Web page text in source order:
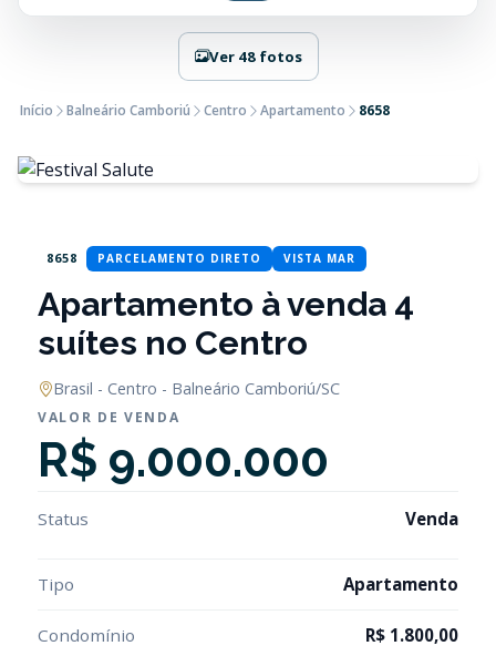
Ver 48 fotos
Início Balneário Camboriú Centro Apartamento 8658
8658 PARCELAMENTO DIRETO VISTA MAR
Apartamento à venda 4
suítes no Centro
Brasil - Centro - Balneário Camboriú/SC
VALOR DE VENDA
R$ 9.000.000
Status Venda
Tipo Apartamento
Condomínio R$ 1.800,00